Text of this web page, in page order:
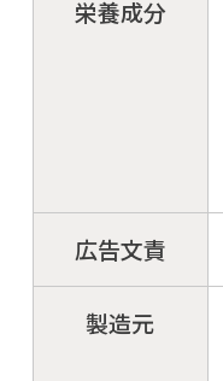
栄養成分
広告文責
製造元